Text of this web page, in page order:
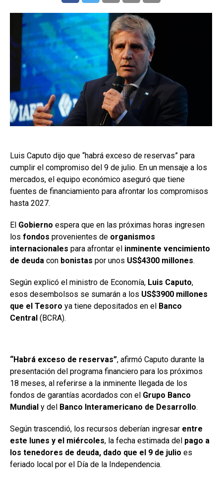
Luis Caputo dijo que “habrá exceso de reservas” para
cumplir el compromiso del 9 de julio. En un mensaje a los
mercados, el equipo económico aseguró que tiene
fuentes de financiamiento para afrontar los compromisos
hasta 2027.
El Gobierno espera que en las próximas horas ingresen
los fondos provenientes de organismos
internacionales para afrontar el inminente vencimiento
de deuda con bonistas por unos US$4300 millones.
Según explicó el ministro de Economía, Luis Caputo,
esos desembolsos se sumarán a los US$3900 millones
que el Tesoro ya tiene depositados en el Banco
Central (BCRA).
“Habrá exceso de reservas”, afirmó Caputo durante la
presentación del programa financiero para los próximos
18 meses, al referirse a la inminente llegada de los
fondos de garantías acordados con el Grupo Banco
Mundial y del Banco Interamericano de Desarrollo.
Según trascendió, los recursos deberían ingresar entre
este lunes y el miércoles, la fecha estimada del pago a
los tenedores de deuda, dado que el 9 de julio es
feriado local por el Día de la Independencia.